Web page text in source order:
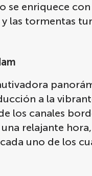
se enriquece
las tormentas
a la
los canales
relajante
uno de los